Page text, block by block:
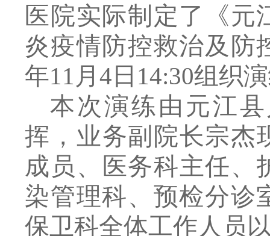
医院实际制定了《元
炎疫情防控救治及防
年11 月4 日 14:30组织
本次演练 由元江
挥， 业务副院长宗杰
成员 、医务科主任、
染管理科、预检分诊
保卫科全体工作人员